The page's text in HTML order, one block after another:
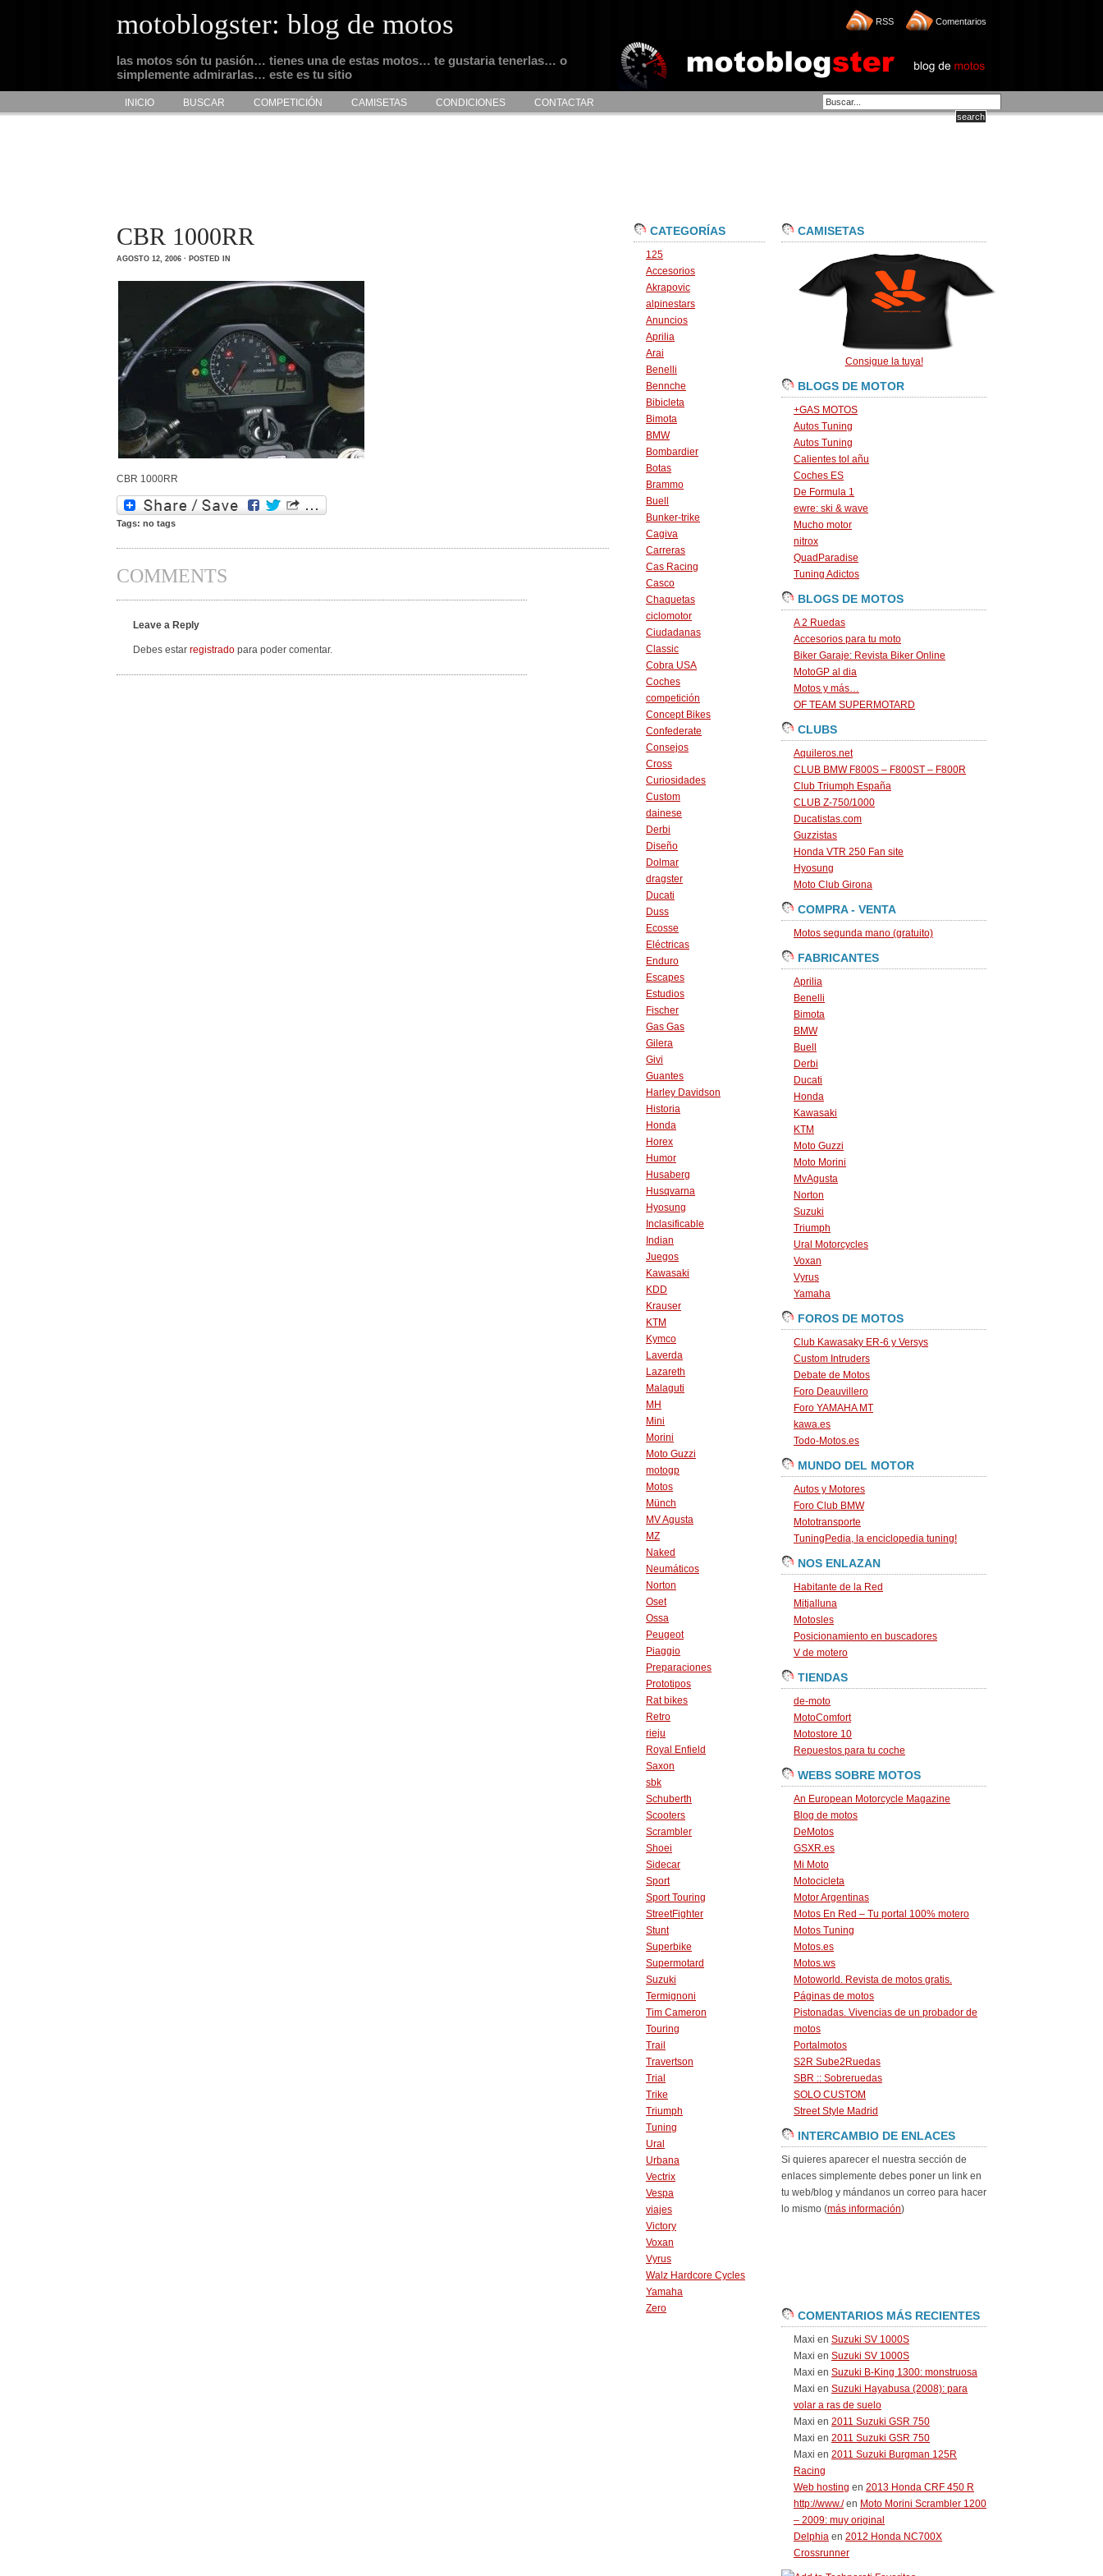
motoblogster: blog de motos
las motos són tu pasión… tienes una de estas motos… te gustaria tenerlas… o
simplemente admirarlas… este es tu sitio
RSS Comentarios
INICIO BUSCAR COMPETICIÓN CAMISETAS CONDICIONES CONTACTAR
CBR 1000RR
AGOSTO 12, 2006 · POSTED IN
CBR 1000RR
Tags: no tags
COMMENTS
Leave a Reply
Debes estar registrado para poder comentar.
CATEGORÍAS
125
Accesorios
Akrapovic
alpinestars
Anuncios
Aprilia
Arai
Benelli
Bennche
Bibicleta
Bimota
BMW
Bombardier
Botas
Brammo
Buell
Bunker-trike
Cagiva
Carreras
Cas Racing
Casco
Chaquetas
ciclomotor
Ciudadanas
Classic
Cobra USA
Coches
competición
Concept Bikes
Confederate
Consejos
Cross
Curiosidades
Custom
dainese
Derbi
Diseño
Dolmar
dragster
Ducati
Duss
Ecosse
Eléctricas
Enduro
Escapes
Estudios
Fischer
Gas Gas
Gilera
Givi
Guantes
Harley Davidson
Historia
Honda
Horex
Humor
Husaberg
Husqvarna
Hyosung
Inclasificable
Indian
Juegos
Kawasaki
KDD
Krauser
KTM
Kymco
Laverda
Lazareth
Malaguti
MH
Mini
Morini
Moto Guzzi
motogp
Motos
Münch
MV Agusta
MZ
Naked
Neumáticos
Norton
Oset
Ossa
Peugeot
Piaggio
Preparaciones
Prototipos
Rat bikes
Retro
rieju
Royal Enfield
Saxon
sbk
Schuberth
Scooters
Scrambler
Shoei
Sidecar
Sport
Sport Touring
StreetFighter
Stunt
Superbike
Supermotard
Suzuki
Termignoni
Tim Cameron
Touring
Trail
Travertson
Trial
Trike
Triumph
Tuning
Ural
Urbana
Vectrix
Vespa
viajes
Victory
Voxan
Vyrus
Walz Hardcore Cycles
Yamaha
Zero
CAMISETAS
Consigue la tuya!
BLOGS DE MOTOR
+GAS MOTOS
Autos Tuning
Autos Tuning
Calientes tol añu
Coches ES
De Formula 1
ewre: ski & wave
Mucho motor
nitrox
QuadParadise
Tuning Adictos
BLOGS DE MOTOS
A 2 Ruedas
Accesorios para tu moto
Biker Garaje: Revista Biker Online
MotoGP al dia
Motos y más…
OF TEAM SUPERMOTARD
CLUBS
Aquileros.net
CLUB BMW F800S – F800ST – F800R
Club Triumph España
CLUB Z-750/1000
Ducatistas.com
Guzzistas
Honda VTR 250 Fan site
Hyosung
Moto Club Girona
COMPRA - VENTA
Motos segunda mano (gratuito)
FABRICANTES
Aprilia
Benelli
Bimota
BMW
Buell
Derbi
Ducati
Honda
Kawasaki
KTM
Moto Guzzi
Moto Morini
MvAgusta
Norton
Suzuki
Triumph
Ural Motorcycles
Voxan
Vyrus
Yamaha
FOROS DE MOTOS
Club Kawasaky ER-6 y Versys
Custom Intruders
Debate de Motos
Foro Deauvillero
Foro YAMAHA MT
kawa.es
Todo-Motos.es
MUNDO DEL MOTOR
Autos y Motores
Foro Club BMW
Mototransporte
TuningPedia, la enciclopedia tuning!
NOS ENLAZAN
Habitante de la Red
Mitjalluna
Motosles
Posicionamiento en buscadores
V de motero
TIENDAS
de-moto
MotoComfort
Motostore 10
Repuestos para tu coche
WEBS SOBRE MOTOS
An European Motorcycle Magazine
Blog de motos
DeMotos
GSXR.es
Mi Moto
Motocicleta
Motor Argentinas
Motos En Red – Tu portal 100% motero
Motos Tuning
Motos.es
Motos.ws
Motoworld. Revista de motos gratis.
Páginas de motos
Pistonadas. Vivencias de un probador de
motos
Portalmotos
S2R Sube2Ruedas
SBR :: Sobreruedas
SOLO CUSTOM
Street Style Madrid
INTERCAMBIO DE ENLACES
Si quieres aparecer el nuestra sección de
enlaces simplemente debes poner un link en
tu web/blog y mándanos un correo para hacer
lo mismo (más información)
COMENTARIOS MÁS RECIENTES
Maxi en Suzuki SV 1000S
Maxi en Suzuki SV 1000S
Maxi en Suzuki B-King 1300: monstruosa
Maxi en Suzuki Hayabusa (2008): para
volar a ras de suelo
Maxi en 2011 Suzuki GSR 750
Maxi en 2011 Suzuki GSR 750
Maxi en 2011 Suzuki Burgman 125R
Racing
Web hosting en 2013 Honda CRF 450 R
http://www./en Moto Morini Scrambler 1200
– 2009: muy original
Delphia en 2012 Honda NC700X
Crossrunner